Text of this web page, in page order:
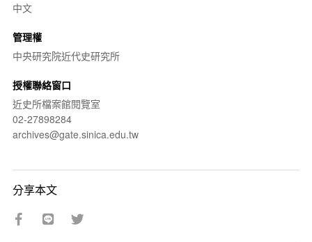
中文
管理權
中央研究院近代史研究所
授權聯絡窗口
近史所檔案館閱覽室
02-27898284
archives@gate.sinica.edu.tw
分享本文